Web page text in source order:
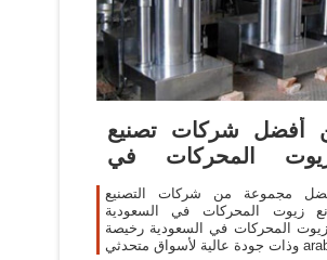
أفضل شركات تصنيع
المحركات في
السعودية
مجموعة من شركات التصنيع
زيوت المحركات في السعودية
المحركات في السعودية رخيصة